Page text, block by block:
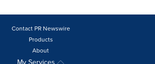
Contact PR Newswire
Products
About